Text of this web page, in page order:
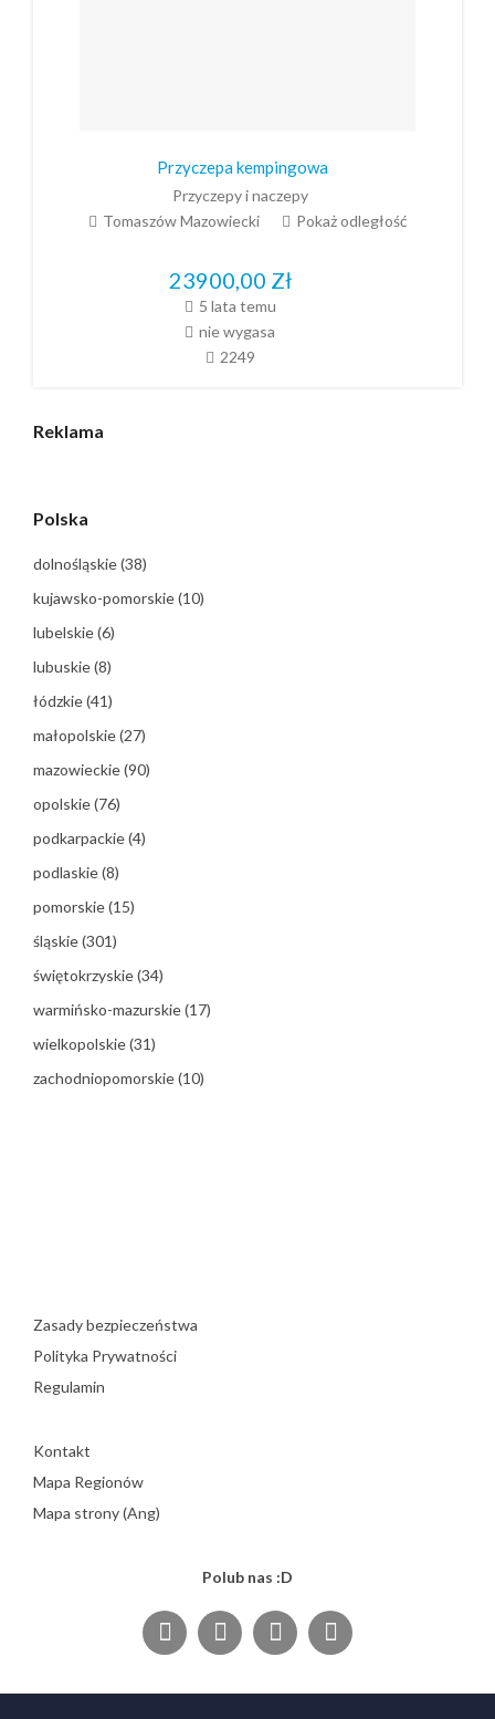
Przyczepa kempingowa
Przyczepy i naczepy
Tomaszów Mazowiecki
Pokaż odległość
23900,00 Zł
5 lata temu
nie wygasa
2249
Reklama
Polska
dolnośląskie(38)
kujawsko-pomorskie(10)
lubelskie(6)
lubuskie(8)
łódzkie(41)
małopolskie(27)
mazowieckie(90)
opolskie(76)
podkarpackie(4)
podlaskie(8)
pomorskie(15)
śląskie(301)
świętokrzyskie(34)
warmińsko-mazurskie(17)
wielkopolskie(31)
zachodniopomorskie(10)
Zasady bezpieczeństwa
Polityka Prywatności
Regulamin
Kontakt
Mapa Regionów
Mapa strony (Ang)
Polub nas :D